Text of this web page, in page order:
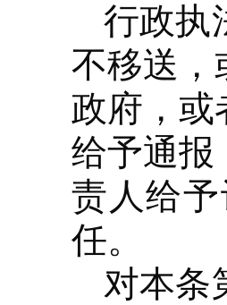
行政执
不移送，
政府，或
给予通报
责人给
任。
对本条